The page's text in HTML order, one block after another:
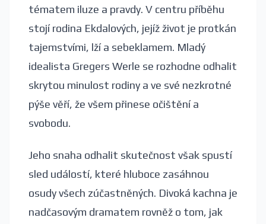
tématem iluze a pravdy. V centru příběhu
stojí rodina Ekdalových, jejíž život je protkán
tajemstvími, lží a sebeklamem. Mladý
idealista Gregers Werle se rozhodne odhalit
skrytou minulost rodiny a ve své nezkrotné
pýše věří, že všem přinese očištění a
svobodu.
Jeho snaha odhalit skutečnost však spustí
sled událostí, které hluboce zasáhnou
osudy všech zúčastněných. Divoká kachna je
nadčasovým dramatem rovněž o tom, jak